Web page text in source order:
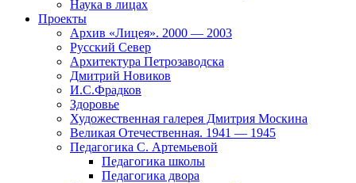
Наука в лицах
Проекты
Архив «Лицея». 2000 — 2003
Русский Север
Архитектура Петрозаводска
Дмитрий Новиков
И.С.Фрадков
Здоровье
Художественная галерея Дмитрия Москина
Великая Отечественная. 1941 — 1945
Педагогика С. Артемьевой
Педагогика школы
Педагогика двора